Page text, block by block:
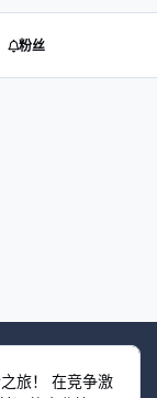
粉丝
旅！ 在竞争激